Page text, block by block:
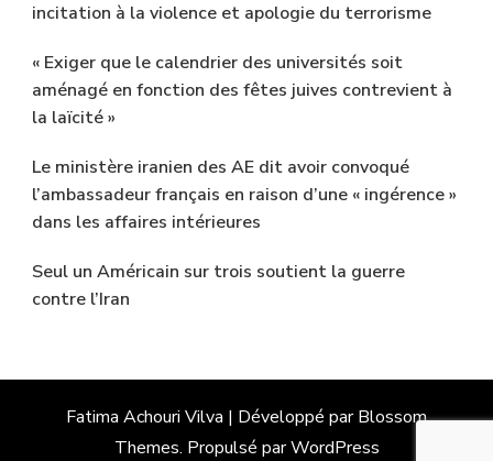
incitation à la violence et apologie du terrorisme
« Exiger que le calendrier des universités soit
aménagé en fonction des fêtes juives contrevient à
la laïcité »
Le ministère iranien des AE dit avoir convoqué
l’ambassadeur français en raison d’une « ingérence »
dans les affaires intérieures
Seul un Américain sur trois soutient la guerre
contre l’Iran
Fatima Achouri Vilva | Développé parBlossom
Themes. Propulsé parWordPress